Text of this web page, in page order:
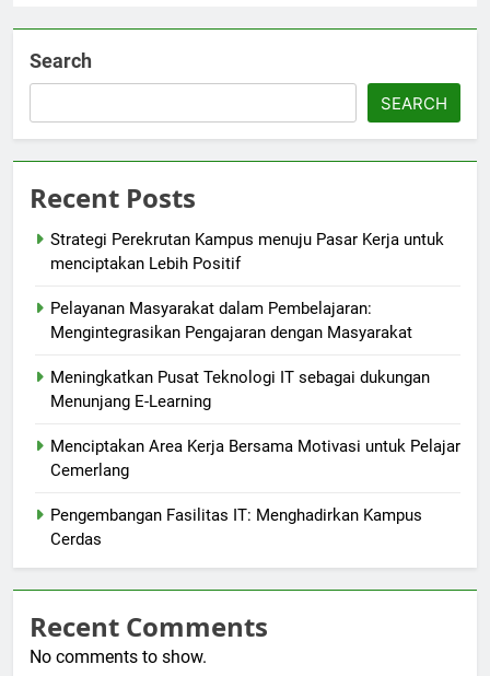
Search
SEARCH
Recent Posts
Strategi Perekrutan Kampus menuju Pasar Kerja untuk
menciptakan Lebih Positif
Pelayanan Masyarakat dalam Pembelajaran:
Mengintegrasikan Pengajaran dengan Masyarakat
Meningkatkan Pusat Teknologi IT sebagai dukungan
Menunjang E-Learning
Menciptakan Area Kerja Bersama Motivasi untuk Pelajar
Cemerlang
Pengembangan Fasilitas IT: Menghadirkan Kampus
Cerdas
Recent Comments
No comments to show.